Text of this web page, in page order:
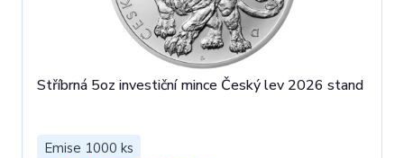
Stříbrná 5oz investiční mince Český lev 2026 stand
Emise 1000 ks